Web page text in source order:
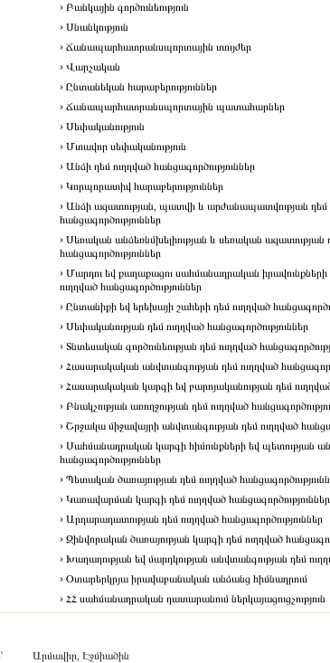
› Բանկային գործունեություն
› Սնանկություն
› Ճանապարհատրանսպորտային տույժեր
› Վարչական
› Ընտանեկան հարաբերություններ
› Ճանապարհատրանսպորտային պատահարներ
› Սեփականություն
› Մտավոր սեփականություն
› Անձի դեմ ուղղված հանցագործություններ
› Կորպորատիվ հարաբերություններ
› Անձի ազատության, պատվի և արժանապատվության դեմ
հանցագործություններ
› Սեռական անձեռնմխելիության և սեռական ազատության
հանցագործություններ
› Մարդու եվ քաղաքացու սահմանադրական իրավունքների
ուղղված հանցագործություններ
› Ընտանիքի եվ երեխայի շահերի դեմ ուղղված
› Սեփականության դեմ ուղղված հանցագործություններ
› Տնտեսական գործունեության դեմ ուղղված
› Հասարակական անվտանգության դեմ ուղղված
› Հասարակական կարգի եվ բարոյականության դեմ
› Բնակչության առողջության դեմ ուղղված
› Շրջակա միջավայրի անվտանգության դեմ ուղղված
› Սահմանադրական կարգի հիմունքների եվ պետության
հանցագործություններ
› Պետական ծառայության դեմ ուղղված
› Կառավարման կարգի դեմ ուղղված հանցագործություններ
› Արդարադատության դեմ ուղղված հանցագործություններ
› Զինվորական ծառայության կարգի դեմ ուղղված
› Խաղաղության եվ մարդկության անվտանգության դեմ
› Օտարերկրյա իրավաբանական անձանց հիմնադրում
› ՀՀ սահմանադրական դատարանում ներկայացուցչություն
Արմավիր, Էջմիածին